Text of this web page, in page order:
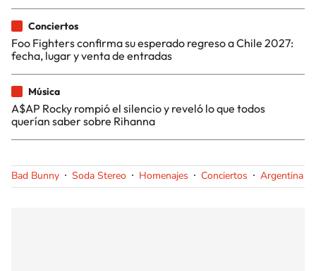
Conciertos
Foo Fighters confirma su esperado regreso a Chile 2027:
fecha, lugar y venta de entradas
Música
A$AP Rocky rompió el silencio y reveló lo que todos
querían saber sobre Rihanna
Bad Bunny Soda Stereo Homenajes Conciertos Argentina